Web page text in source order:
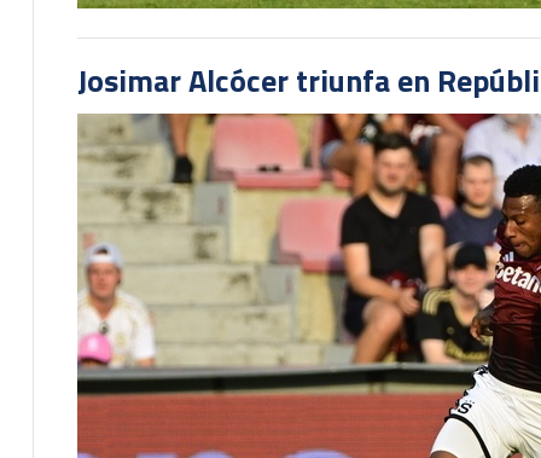
Josimar Alcócer triunfa en